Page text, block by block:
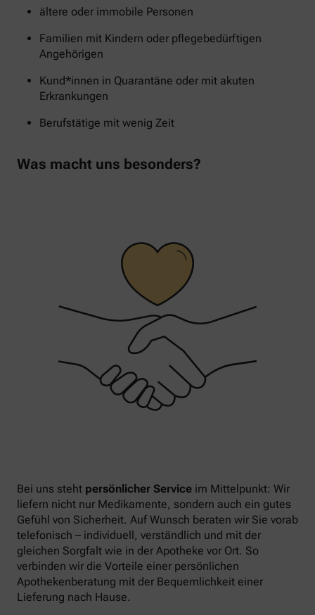
ältere oder immobile Personen
Familien mit Kindern oder pflegebedürftigen
Angehörigen
Kund*innen in Quarantäne oder mit akuten
Erkrankungen
Berufstätige mit wenig Zeit
Was macht uns besonders?
Bei uns steht persönlicher Service im Mittelpunkt: Wir
liefern nicht nur Medikamente, sondern auch ein gutes
Gefühl von Sicherheit. Auf Wunsch beraten wir Sie vorab
telefonisch – individuell, verständlich und mit der
gleichen Sorgfalt wie in der Apotheke vor Ort. So
verbinden wir die Vorteile einer persönlichen
Apothekenberatung mit der Bequemlichkeit einer
Lieferung nach Hause.